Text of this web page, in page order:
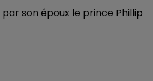
par son époux le prince Phillip